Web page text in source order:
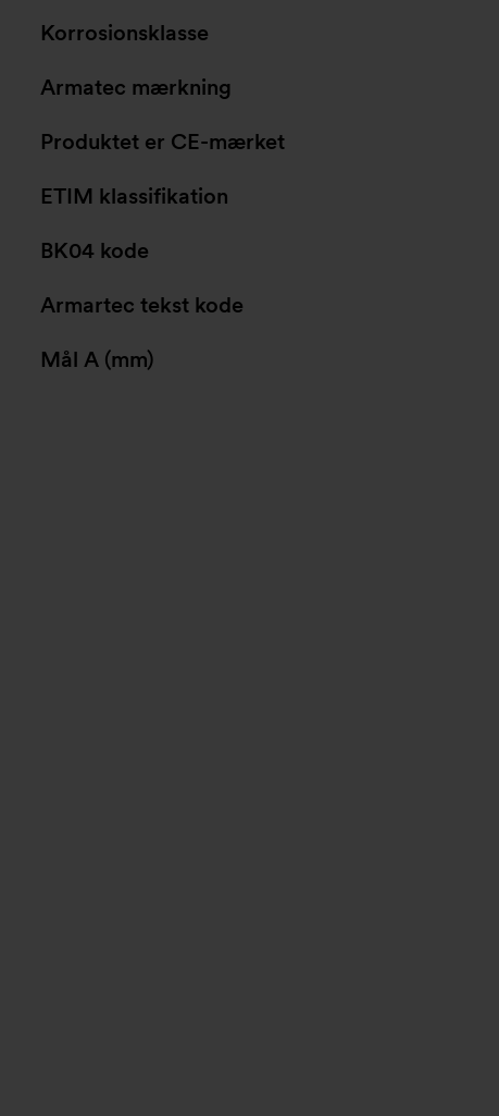
Korrosionsklasse
Armatec mærkning
Produktet er CE-mærket
ETIM klassifikation
BK04 kode
Armartec tekst kode
Mål A (mm)